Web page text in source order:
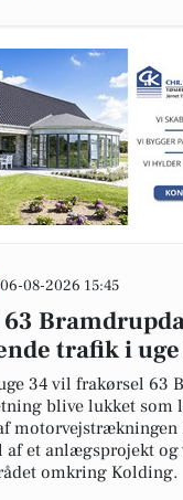
06-08-2026 15:45
trafik i
34 vil frakørsel 63
blive lukket som
motorvejstrækningen
af et anlægsprojekt
omkring Kolding.